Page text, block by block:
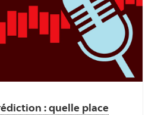
: quelle place